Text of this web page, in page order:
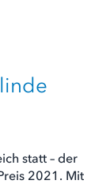
statt – der
2021. Mit